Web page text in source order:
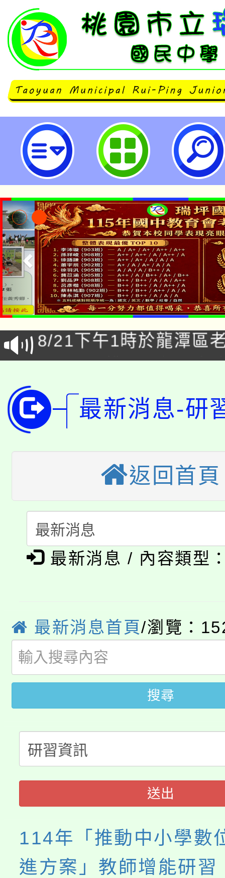
114年「推動中小學數位學習精進
研習「A2數位學習工作坊(二)-
用」-桃園市立瑞坪國民中學
「本色祭」8/29、30在
場熱烈登場!
8/21下午1時於龍潭區
徵才活動。
YOUNG桃局內行報名
局官網。
開!
115年桃園市運動會8/
桃園市低收入戶享有免
視費優惠，中低收入戶
半價優惠，詳情可洽有
者。
大園自造教育及科技
份教師增能研習
大溪自造教育及科技
份教師研習
淨零綠生活教案入校路
會
115年食農教育專業人
程
「本色祭」8/29、30在
局官網。
8月14至27日，桃園電
開!
115年桃園市運動會8/
田徑場及游泳池舉行。
桃園市低收入戶享有免
視費優惠，中低收入戶
半價優惠，詳情可洽有
者。
大園自造教育及科技中
份教師增能研習
大溪自造教育及科技中
份教師研習
淨零綠生活教案入校路
115年食農教育專業人
最新消息-研
返回首頁
最新消息 / 內容類型
最新消息首頁/瀏覽：
搜尋
送出
114年「推動中小學數
進方案」教師增能研習